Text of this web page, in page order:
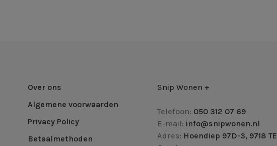
Over ons
Algemene voorwaarden
Privacy Policy
Betaalmethoden
Snip Wonen +
Telefoon: 050 312 07 69
E-mail: info@snipwonen.nl
Adres: Hoendiep 97D-3, 9718 TE